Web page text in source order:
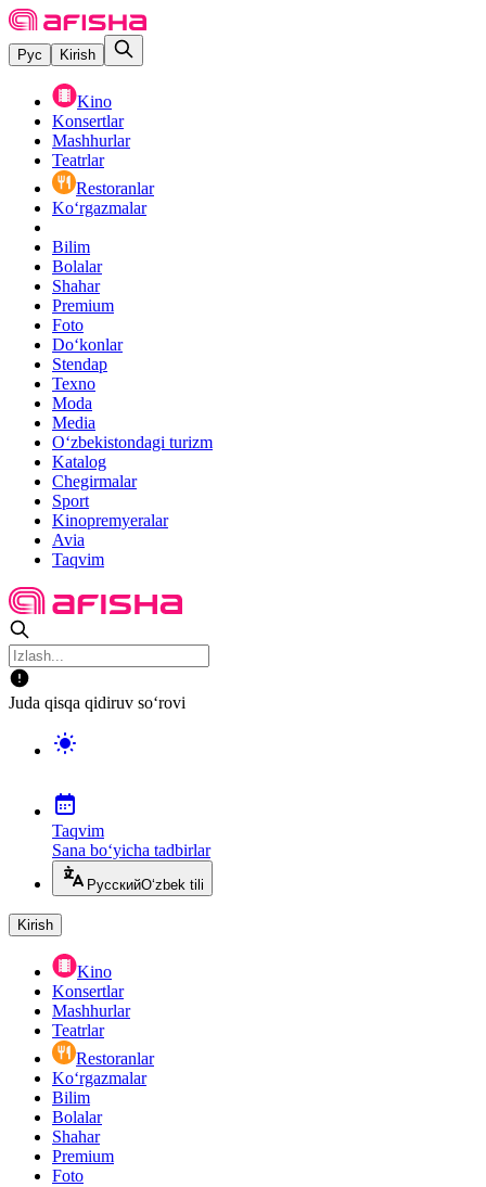
Рус Kirish
Kino
Konsertlar
Mashhurlar
Teatrlar
Restoranlar
Ko‘rgazmalar
Bilim
Bolalar
Shahar
Premium
Foto
Do‘konlar
Stendap
Texno
Moda
Media
O‘zbekistondagi turizm
Katalog
Chegirmalar
Sport
Kinopremyeralar
Avia
Taqvim
Juda qisqa qidiruv so‘rovi
Taqvim
Sana bo‘yicha tadbirlar
РусскийO‘zbek tili
Kirish
Kino
Konsertlar
Mashhurlar
Teatrlar
Restoranlar
Ko‘rgazmalar
Bilim
Bolalar
Shahar
Premium
Foto